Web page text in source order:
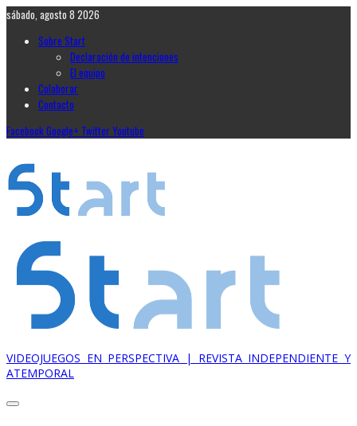
sábado, agosto 8 2026
Sobre Start
Declaración de intenciones
El equipo
Colaborar
Contacto
FacebookGoogle+ TwitterYoutube
VIDEOJUEGOS EN PERSPECTIVA | REVISTA INDEPENDIENTE Y
ATEMPORAL